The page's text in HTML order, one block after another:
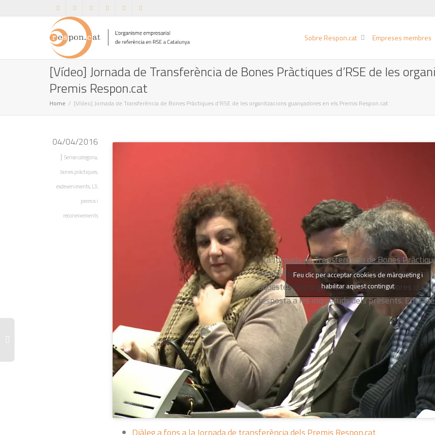
Sobre Respon.cat Empreses membres
[Vídeo] Jornada de Transferència de Bones Pràctiques d’RSE de les
Premis Respon.cat
Home [Vídeo] Jornada de Transferència de Bones Pràctiques d’RSE de les organitzacions guanyadores en els Premis Respon.cat
04/04/2016
| Sense categoria,
bones pràctiques,
esdeveniments,L3,
premis i
reconeixements
La Jornada de Transferència de Bones
en els Premis Respon.cat ha estat una
aquestes cinc organitzacions guanyadores que
resposta a les inquietuds dels presents.
Feu clic per acceptar cookies de màrqueting i
habilitar aquest contingut
Diàleg a fons a la Jornada de transferència dels Premis Respon.cat